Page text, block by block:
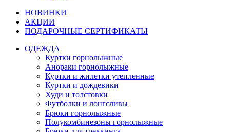
НОВИНКИ
АКЦИИ
ПОДАРОЧНЫЕ СЕРТИФИКАТЫ
ОДЕЖДА
Куртки горнолыжные
Анораки горнолыжные
Куртки и жилетки утепленные
Куртки и дождевики
Худи и толстовки
Футболки и лонгсливы
Брюки горнолыжные
Полукомбинезоны горнолыжные